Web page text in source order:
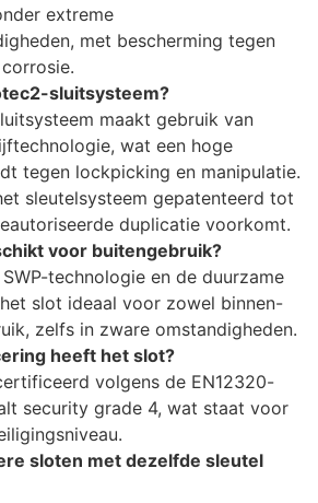
extreme
met bescherming tegen
sluitsysteem?
maakt gebruik van
wat een hoge
tegen lockpicking en manipulatie.
sleutelsysteem gepatenteerd tot
duplicatie voorkomt.
voor buitengebruik?
technologie en de duurzame
slot ideaal voor zowel binnen-
zelfs in zware omstandigheden.
heeft het slot?
volgens de EN12320-
security grade 4, wat staat voor
sloten met dezelfde sleutel